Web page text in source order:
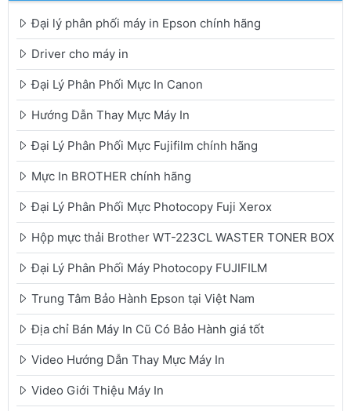
Đại lý phân phối máy in Epson chính hãng
Driver cho máy in
Đại Lý Phân Phối Mực In Canon
Hướng Dẫn Thay Mực Máy In
Đại Lý Phân Phối Mực Fujifilm chính hãng
Mực In BROTHER chính hãng
Đại Lý Phân Phối Mực Photocopy Fuji Xerox
Hộp mực thải Brother WT-223CL WASTER TONER BOX
Đại Lý Phân Phối Máy Photocopy FUJIFILM
Trung Tâm Bảo Hành Epson tại Việt Nam
Địa chỉ Bán Máy In Cũ Có Bảo Hành giá tốt
Video Hướng Dẫn Thay Mực Máy In
Video Giới Thiệu Máy In